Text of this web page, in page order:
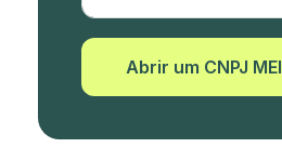
Abrir um CNPJ MEI